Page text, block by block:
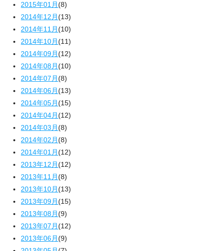
2015年01月(8)
2014年12月(13)
2014年11月(10)
2014年10月(11)
2014年09月(12)
2014年08月(10)
2014年07月(8)
2014年06月(13)
2014年05月(15)
2014年04月(12)
2014年03月(8)
2014年02月(8)
2014年01月(12)
2013年12月(12)
2013年11月(8)
2013年10月(13)
2013年09月(15)
2013年08月(9)
2013年07月(12)
2013年06月(9)